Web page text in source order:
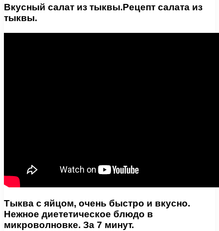
Вкусный салат из тыквы.Рецепт салата из
тыквы.
Тыква с яйцом, очень быстро и вкусно.
Нежное диететическое блюдо в
микроволновке. За 7 минут.